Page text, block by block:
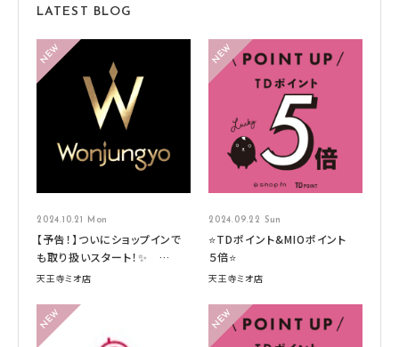
LATEST BLOG
2024.10.21 Mon
【予告！】ついにショップインで
も取り扱いスタート！✨
Wonjungyo HAIR （ウォンジ
天王寺ミオ店
2024.09.22 Sun
⭐TDポイント&MIOポイント
５倍⭐
天王寺ミオ店